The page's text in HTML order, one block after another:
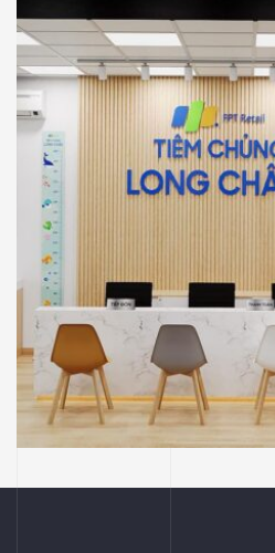
Chủng Long Châu , Tân
Hồ Chí Minh
NHÀ THUỐC LONG CHÂU
Thiết Kế Phối Cảnh 3D